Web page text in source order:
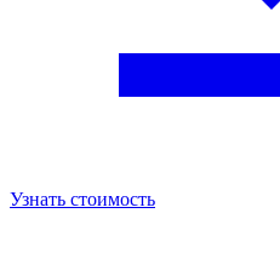
Узнать стоимость